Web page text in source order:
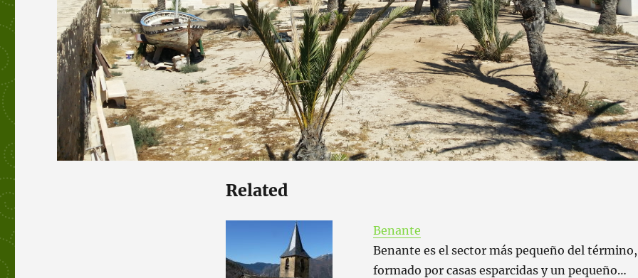
Related
Benante
Benante es el sector más pequeño del término,
formado por casas esparcidas y un pequeño…